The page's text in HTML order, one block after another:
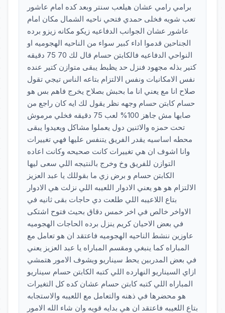
برامي رامي عشان هيلعب سنتر وبعد كده امام عاشور
تعب شويه فخلى حمدي فتحي ناحيه الشمال مكان امام
عاشور عشان الجوانب الدفاعيه زيكو مكانه زيزو برده
الجناحين قدموا اداء كبير سواء من الناحيه الهجوميه او
النواحي الدفاعيه فالكابتن حسام قال لك 70 75 دقيقه
كتير بذله مجهود فنزل حد يظبط يبقى متوازن كتير عنده
نفس الامكانيات ونفس الالتزام بتاعه الناس تيجي تقول
صلاح انا مع يعني انا ما بحبش بصلاح يخرج فاهم بس هو
حسام كابتن حسام وجهه نظر يقول لك ايه كان راجع من
صابها مش جاهز 100% لعب 75 دقيقه فخلي مرموش
تحت حمزه والاثنين دول يعملوا مشاكل ويعيدوا يبقى
محطه اساسيه يقدر الفريق يتنفس عليها فهي تغييرات
وانا اشوف ان هي تغييرات كانت صحيحه وكانت اعاده
التوازن للفريق وخ وخرج بالنتيجه اللي سعى ليها
الكابتن حسام و برض زي ما بقوللك يا عبد العزيز
الالتزام هو هو يعني الادوار اللعيبه اللي نزلت هي الادوار
بتاع اللاعيبه اللي طلعت دي حاجات بقى ثانيه في
الاواخر خالص في اخر خمس دقاق بحيث فتوح اشتكى
في بعض الاحيان كريم ينزل برده الحاجات الهجوميه
عاوزين ننشط الناحيه الهجوميه فاعتقد ان هو تعامل مع
المباراه كما ينبغي ومقسم المباراه يا عبد العزيز يعني
في بعض المدربين يحط سيناريو ويشوف الامور هتمشي
ازاي السيناريو النهارده اللي كتبه الكابتن حسام سيناريو
المباراه اللي كتبه كابتن حسام عشان كده كل التغيرات
هو محضرها في ذهنه والتعامل مع اللعيبه والاستجابه
بتاع اللعيبه فاعتقد ان هي بدايه قويه وان شاء الله الامور